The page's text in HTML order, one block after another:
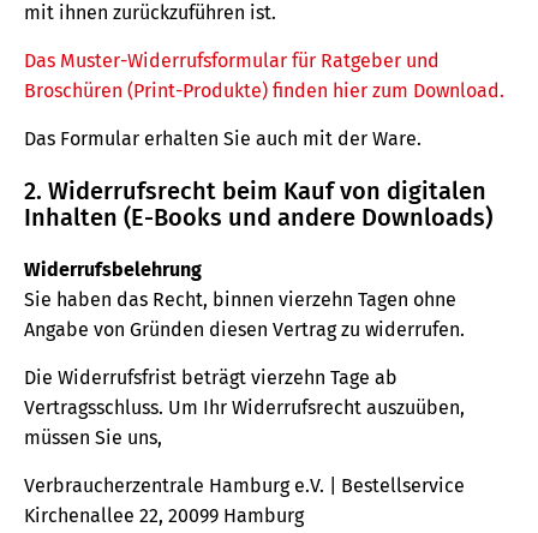
mit ihnen zurückzuführen ist.
Das Muster-Widerrufsformular für Ratgeber und
Broschüren (Print-Produkte) finden hier zum Download.
Das Formular erhalten Sie auch mit der Ware.
2. Widerrufsrecht beim Kauf von digitalen
Inhalten (E-Books und andere Downloads)
Widerrufsbelehrung
Sie haben das Recht, binnen vierzehn Tagen ohne
Angabe von Gründen diesen Vertrag zu widerrufen.
Die Widerrufsfrist beträgt vierzehn Tage ab
Vertragsschluss. Um Ihr Widerrufsrecht auszuüben,
müssen Sie uns,
Verbraucherzentrale Hamburg e.V. | Bestellservice
Kirchenallee 22, 20099 Hamburg